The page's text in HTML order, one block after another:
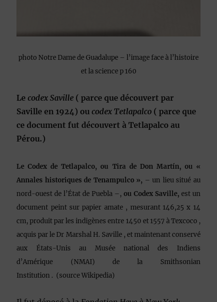
photo Notre Dame de Guadalupe – l’image face à l’histoire
et la science p 160
Lecodex Saville ( parce que découvert par
Saville en 1924) oucodex Tetlapalco ( parce que
ce document fut découvert à Tetlapalco au
Pérou.)
Le Codex de Tetlapalco, ou Tira de Don Martín, ou «
Annales historiques de Tenampulco», – un lieu situé au
nord-ouest de l’État de Puebla –, ou Codex Saville,est un
document peint sur papier amate, mesurant 146,25 x 14
cm, produit par les indigènes entre 1450 et 1557 àTexcoco,
acquis par le Dr Marshal H. Saville, et maintenant conservé
aux États-Unis au Musée national des Indiens
d’Amérique (NMAI) de la Smithsonian
Institution . (source Wikipedia)